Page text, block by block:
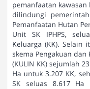
pemanfaatan
dilindungi
Pemanfaatan Hutan
Unit SK IPHPS,
Keluarga (KK). Selain
skema Pengakuan
(KULIN KK) sejumlah
Ha untuk 3.207 KK,
SK seluas 8.617 Ha